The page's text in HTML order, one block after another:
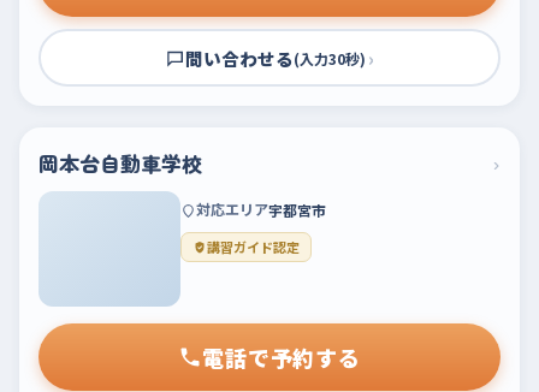
問い合わせる(入力30秒) ›
岡本台自動車学校 ›
対応エリア宇都宮市
講習ガイド認定
電話で予約する